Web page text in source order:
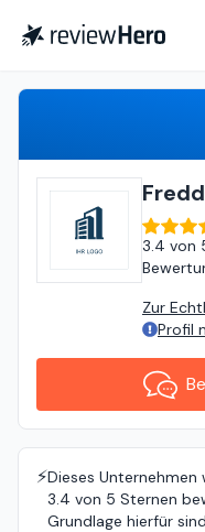
3.4 von
Zur
Profil
⚡️Dieses
3.4 von 5 Sternen
Grundlage hierfür